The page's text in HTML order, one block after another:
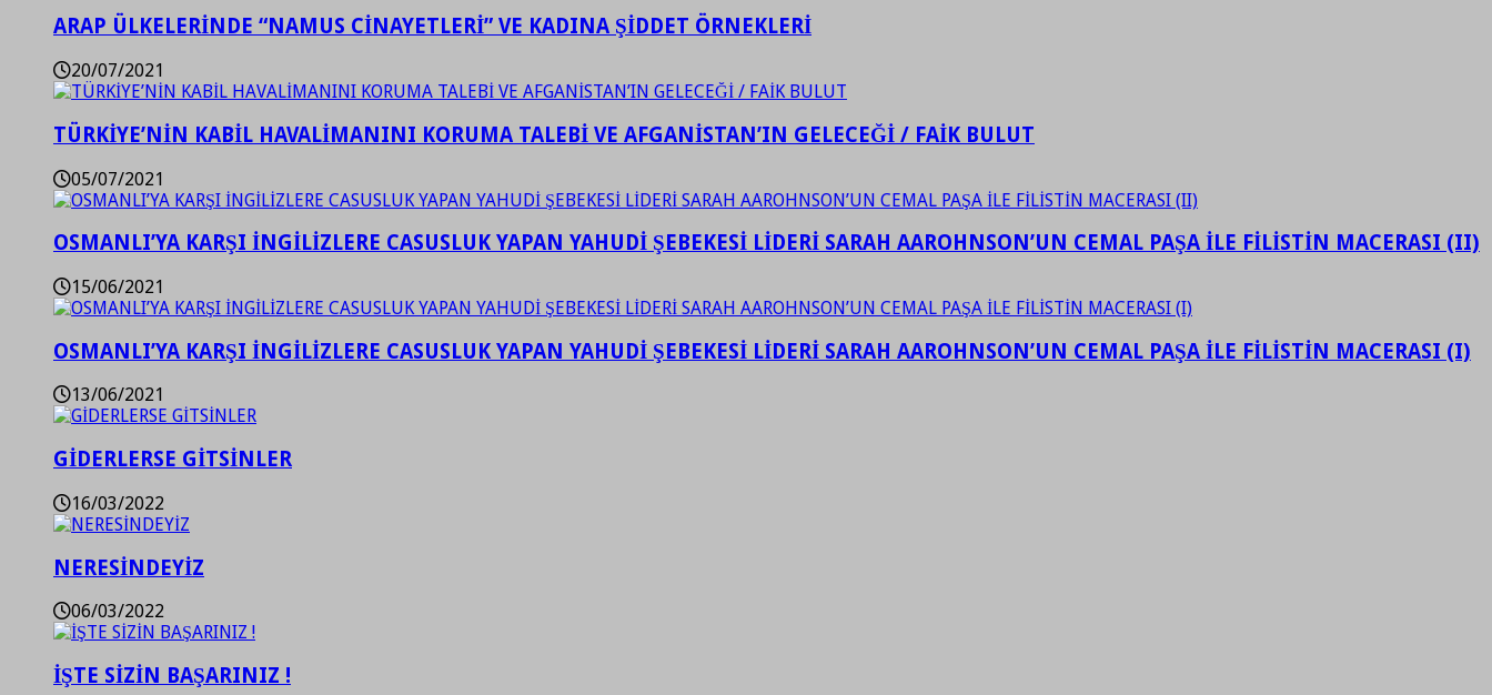
ARAP ÜLKELERİNDE “NAMUS CİNAYETLERİ” VE KADINA ŞİDDET ÖRNEKLERİ
20/07/2021
TÜRKİYE’NİN KABİL HAVALİMANINI KORUMA TALEBİ VE AFGANİSTAN’IN GELECEĞİ / FAİK BULUT
05/07/2021
OSMANLI’YA KARŞI İNGİLİZLERE CASUSLUK YAPAN YAHUDİ ŞEBEKESİ LİDERİ SARAH AAROHNSON’UN CEMAL PAŞA İLE FİLİSTİN MACERASI (II)
15/06/2021
OSMANLI’YA KARŞI İNGİLİZLERE CASUSLUK YAPAN YAHUDİ ŞEBEKESİ LİDERİ SARAH AAROHNSON’UN CEMAL PAŞA İLE FİLİSTİN MACERASI (I)
13/06/2021
GİDERLERSE GİTSİNLER
16/03/2022
NERESİNDEYİZ
06/03/2022
İŞTE SİZİN BAŞARINIZ !